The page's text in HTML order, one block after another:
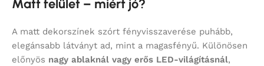
Matt felület – miért jó?
A matt dekorszínek szórt fényvisszaverése puhább,
elegánsabb látványt ad, mint a magasfényű. Különösen
előnyös nagy ablaknál vagy erős LED-világításnál,